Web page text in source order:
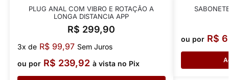
PLUG ANAL COM VIBRO E ROTAÇÃO A
LONGA DISTANCIA APP
R$ 299,90
3x de R$99,97 Sem Juros
ou por R$ 239,92 à vista no Pix
ou por R$